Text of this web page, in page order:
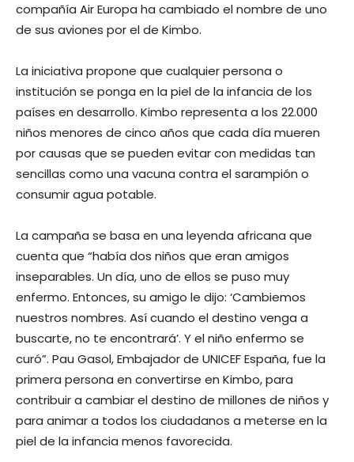
compañía Air Europa ha cambiado el nombre de uno
de sus aviones por el de Kimbo.
La iniciativa propone que cualquier persona o
institución se ponga en la piel de la infancia de los
países en desarrollo. Kimbo representa a los 22.000
niños menores de cinco años que cada día mueren
por causas que se pueden evitar con medidas tan
sencillas como una vacuna contra el sarampión o
consumir agua potable.
La campaña se basa en una leyenda africana que
cuenta que “había dos niños que eran amigos
inseparables. Un día, uno de ellos se puso muy
enfermo. Entonces, su amigo le dijo: ‘Cambiemos
nuestros nombres. Así cuando el destino venga a
buscarte, no te encontrará’. Y el niño enfermo se
curó”. Pau Gasol, Embajador de UNICEF España, fue la
primera persona en convertirse en Kimbo, para
contribuir a cambiar el destino de millones de niños y
para animar a todos los ciudadanos a meterse en la
piel de la infancia menos favorecida.